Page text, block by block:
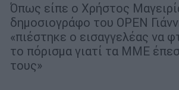
Όπως είπε ο Χρήστος
δημοσιογράφο του OPEN
«πιέστηκε ο εισαγγελέας να
το πόρισμα γιατί τα ΜΜΕ
τους»